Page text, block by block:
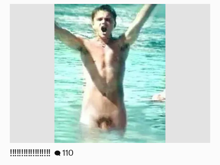
!!!!!!!!!!!!!!!!!! 110